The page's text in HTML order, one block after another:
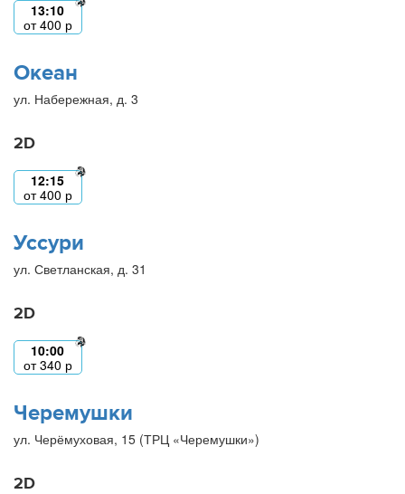
13:10
от400 р
Океан
ул. Набережная, д. 3
2D
12:15
от400 р
Уссури
ул. Светланская, д. 31
2D
10:00
от340 р
Черемушки
ул. Черёмуховая, 15 (ТРЦ «Черемушки»)
2D